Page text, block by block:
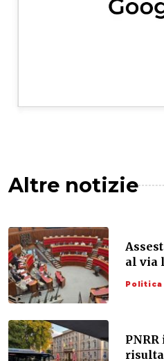
Altre notizie
al via
Politica